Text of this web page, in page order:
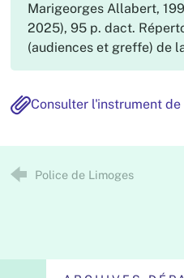
Marigeorges Allabert,
2025), 95 p. dact.
(audiences et greffe) de
Consulter l'instrument
Police de Limoges